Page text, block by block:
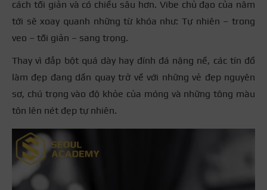
cách tối giản và có chiều sâu hơn. Vibe chủ đạo của năm
tới sẽ xoay quanh những từ khóa như: Tự nhiên – trong
veo – tối giản – sang trọng.
Thay vì đắp bột quá dày hay đính đá nặng nề, các tín đồ
làm đẹp đang dần quay trở về với những vẻ đẹp nguyên
sơ, chú trọng vào độ khỏe của móng và những tông màu
tôn lên nét đẹp tự nhiên.